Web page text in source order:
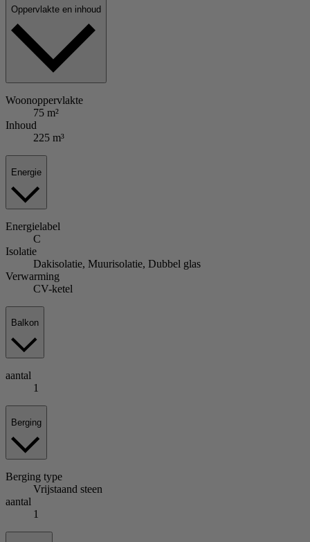
Oppervlakte en inhoud
Woonoppervlakte
75 m²
Inhoud
225 m³
Energie
Energielabel
C
Isolatie
Dakisolatie, Muurisolatie, Dubbel glas
Verwarming
CV-ketel
Balkon
aantal
1
Berging
Berging type
Vrijstaand steen
aantal
1